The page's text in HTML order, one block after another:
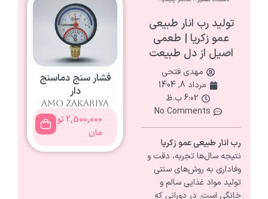
تولید رب انار طبیعی
عمو زکریا | طعمی
اصیل از دل طبیعت
مهدی فتحی
مرداد 8, 1404
6:02 ب.ظ
No Comments
رب انار طبیعی عمو زکریا
نتیجه سال‌ها تجربه، دقت و
وفاداری به روش‌های سنتی
تولید مواد غذایی سالم و
خانگی است. در دورانی که
فشار سنج دماسنج
دار
amo zakariya
2,500,000 تو
مان